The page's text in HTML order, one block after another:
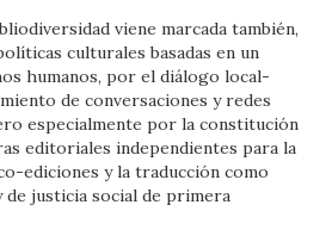
viene marcada también,
culturales basadas en un
humanos, por el diálogo local-
de conversaciones y redes
especialmente por la constitución
editoriales independientes para la
ediciones y la traducción como
justicia social de primera